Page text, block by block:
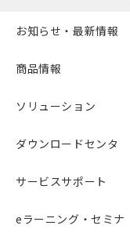
お知らせ・最新情報
商品情報
ソリューション
ダウンロードセンタ
サービスサポート
eラーニング・セミナ